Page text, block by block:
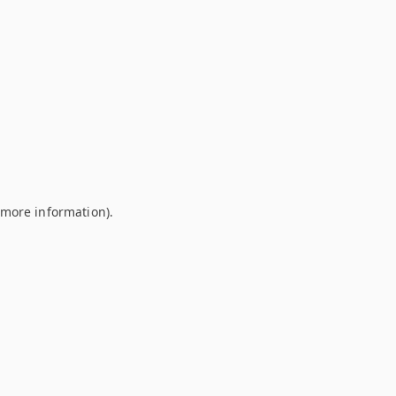
information).